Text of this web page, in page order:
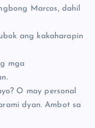
Marcos, dahil
ang kakaharapin
mga
O may personal
dyan. Ambot sa